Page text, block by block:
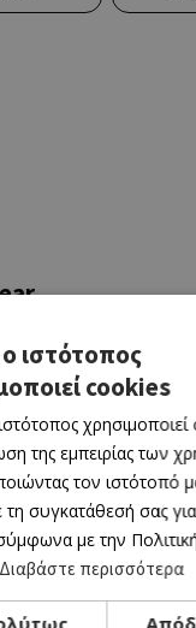
ιστότοπος
cookies
χρησιμοποιεί
της εμπειρίας των
τον ιστότοπό
τη συγκατάθεσή σας
με την
Διαβάστε περισσότερα